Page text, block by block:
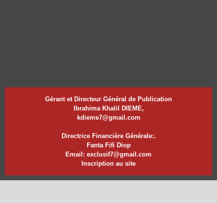
Gérant et Directeur Général de Publication
Ibrahima Khalil DIEME,
kdieme7@gmail.com
Directrice Financière Générale:.
Fanta Fifi Diop
Email: exclusif7@gmail.com
Inscription au site